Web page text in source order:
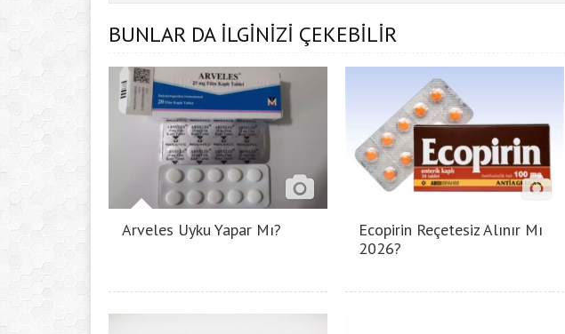
BUNLAR DA İLGİNİZİ ÇEKEBİLİR
Arveles Uyku Yapar Mı?
Ecopirin Reçetesiz Alınır Mı
2026?